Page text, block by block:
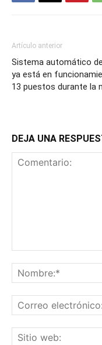
Artículo anterior
Sistema automático
ya está en
13 puestos durante la
DEJA UNA